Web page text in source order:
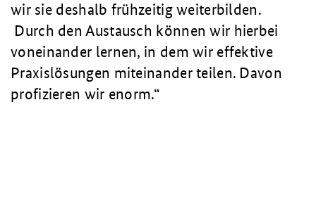
wir sie deshalb frühzeitig weiterbilden.
Durch den Austausch können wir hierbei
voneinander lernen, in dem wir effektive
Praxislösungen miteinander teilen. Davon
profizieren wir enorm.